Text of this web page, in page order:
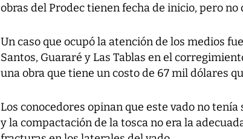
obras del Prodec tienen fecha de inicio, pero no
Un caso que ocupó la atención de los medios
Santos, Guararé y Las Tablas en el
una obra que tiene un costo de 67 mil dólares
Los conocedores opinan que este vado no
y la compactación de la tosca no era la